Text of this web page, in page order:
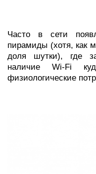
Часто в сети
пирамиды (хотя, как
доля шутки), где
наличие Wi-Fi
физиологические